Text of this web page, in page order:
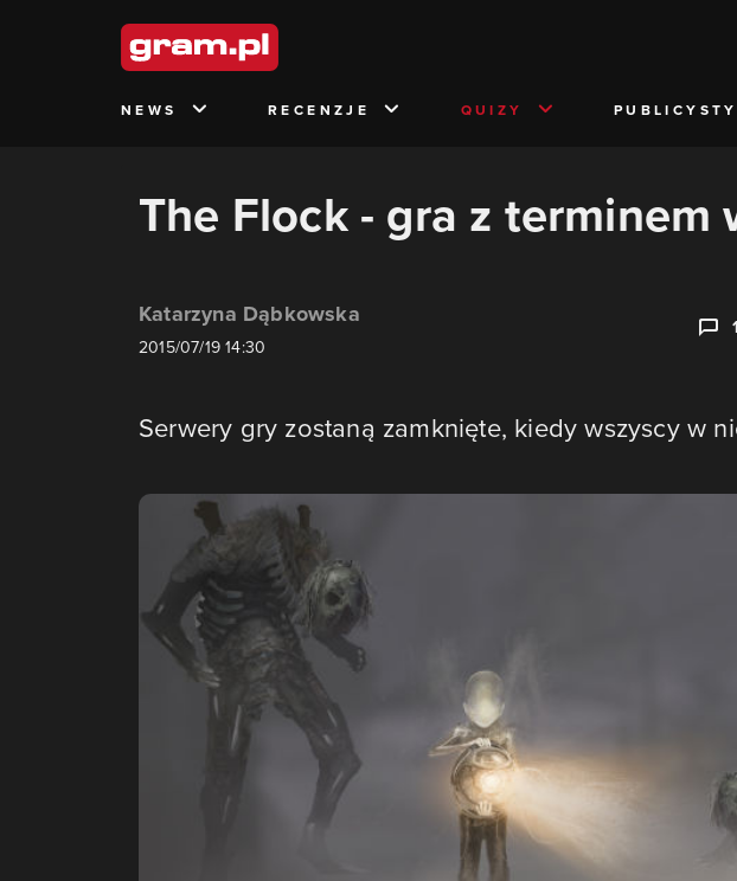
NEWS RECENZJE QUIZY
The Flock - gra z terminem
Katarzyna Dąbkowska
2015/07/19 14:30
Serwery gry zostaną zamknięte, kiedy wszyscy w